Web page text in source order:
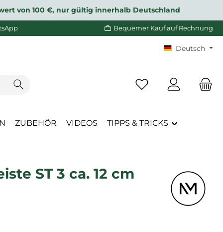
von 100 €, nur gültig innerhalb Deutschland
Bequemer Kauf auf Rechnung
Deutsch
Du hast 0 Produkte
ZUBEHÖR VIDEOS TIPPS & TRICKS
ST 3 ca. 12 cm